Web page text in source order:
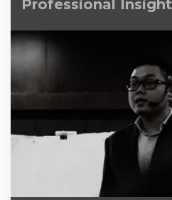
|
Chris
Professional